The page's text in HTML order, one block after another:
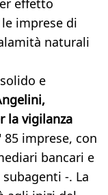
effetto
imprese di
naturali
e
la vigilanza
imprese, con
bancari e
-. La